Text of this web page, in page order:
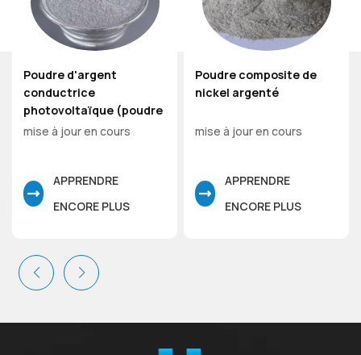
Poudre d'argent
conductrice
photovoltaïque (poudre
d'argent PV)
mise à jour en cours
APPRENDRE
ENCORE PLUS
Poudre composite de
nickel argenté
mise à jour en cours
APPRENDRE
ENCORE PLUS